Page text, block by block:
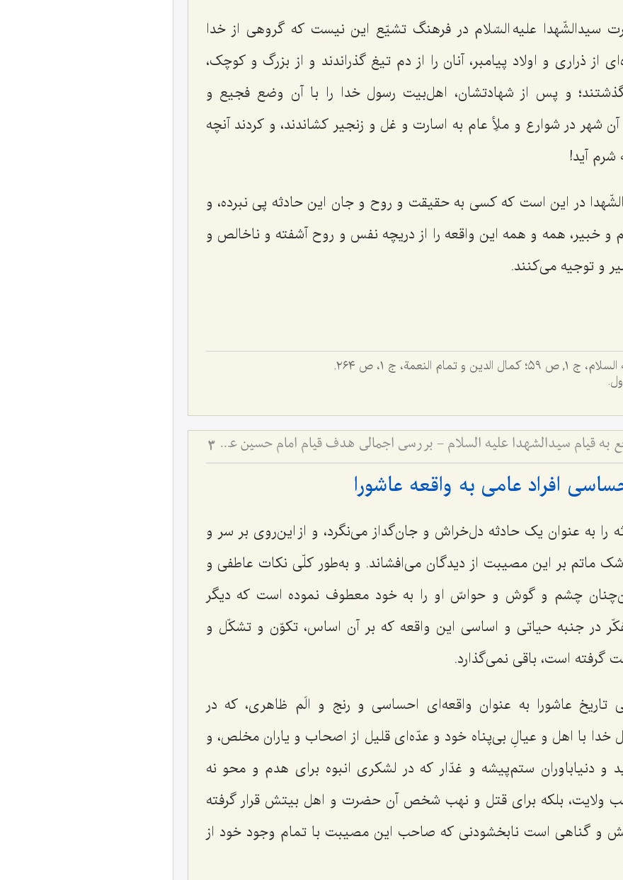
علیه السّلام در فرهنگ تشیّع این نیست که گروهی از خدا
از ذراری و اولاد پیامبر، آنان را از دم تیغ گذراندند و از بزرگ و کوچک،
و پس از شهادتشان، اهل‌بیت رسول خدا را با آن وضع فجیع و
آن شهر در شوارع و ملأِ عام به اسارت و غل و زنجیر کشاندند، و کردند آنچه
شرم آید!
در این است که کسی به حقیقت و روح و جان این حادثه پی نبرده، و
و خبیر، همه و همه این واقعه را از دریچه نفس و روح آشفته و ناخالص و
و توجیه می‌کنند.
تمام النعمة، ج‌ ١، ص ٢٦٤.
دیدگاه‌های مختلف راجع به قیام سیدالشهدا علیه السلام - بررسی اجمالی هدف قیام امام حسین علیه‌السلام 3
افراد عامی به واقعه عاشورا
را به عنوان یک حادثه دل‌خراش و جان‌گداز می‌نگرد، و از این‌روی بر سر و
ماتم بر این مصیبت از دیدگان می‌افشاند. و به‌طور کلّی نکات عاطفی و
چشم و گوش و حواسّ او را به خود معطوف نموده است که دیگر
در جنبه حیاتی و اساسی این واقعه که بر آن اساس، تکوّن و تشکّل و
گرفته است، باقی نمی‌گذارد.
تاریخ عاشورا به عنوان واقعه‌ای احساسی و رنج و الَم ظاهری، که در
با اهل و عیالِ بی‌پناه خود و عدّه‌ای قلیل از اصحاب و یاران مخلص، و
و دنیاباوران ستم‌پیشه و غدّار که در لشکری انبوه برای هدم و محو نه
ولایت، بلکه برای قتل و نهب شخص آن حضرت و اهل بیتش قرار گرفته
و گناهی است نابخشودنی که صاحب این مصیبت با تمام وجود خود از